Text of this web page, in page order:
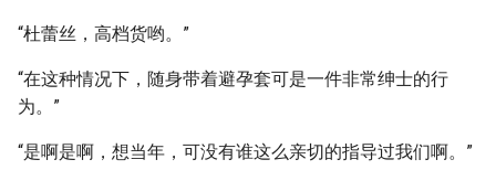
“杜蕾丝，高档货哟。”
“在这种情况下，随身带着避孕套可是一件非常绅士的行
为。”
“是啊是啊，想当年，可没有谁这么亲切的指导过我们啊。”